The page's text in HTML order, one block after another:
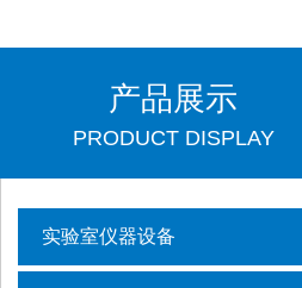
产品展示
PRODUCT DISPLAY
实验室仪器设备